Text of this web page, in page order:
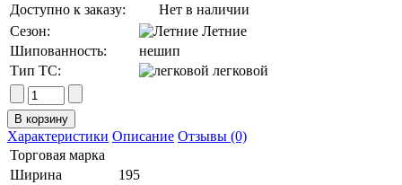
Доступно к заказу:
Нет в наличии
Сезон:
Летние
Шипованность:
нешип
Тип ТС:
легковой
Характеристики Описание Отзывы (0)
Торговая марка
Ширина
195